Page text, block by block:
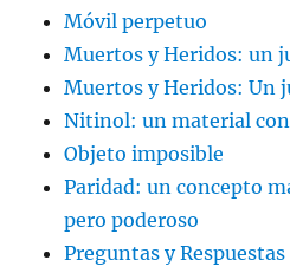
Móvil perpetuo
Muertos y Heridos: un
Muertos y Heridos: Un
Nitinol: un material
Objeto imposible
Paridad: un concepto
pero poderoso
Preguntas y Respuestas